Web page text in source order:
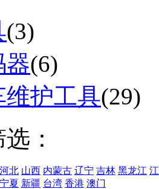
(3)
器(6)
护工具(29)
：
河北 山西 内蒙古 辽宁 吉林 黑龙江
宁夏 新疆 台湾 香港 澳门